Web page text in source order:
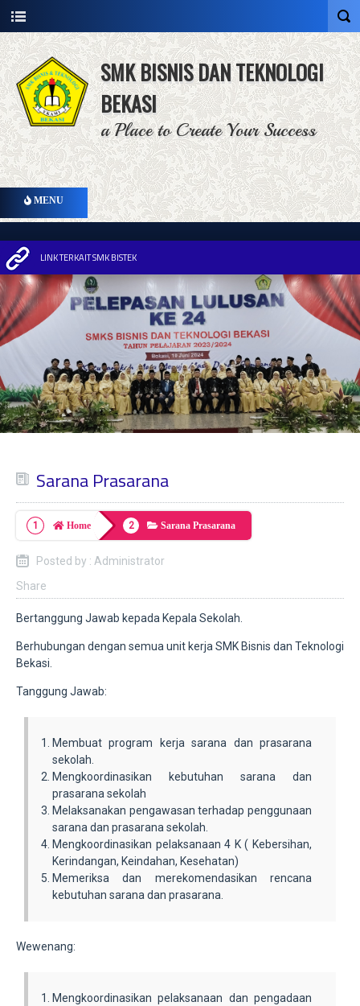
SMK BISNIS DAN TEKNOLOGI
BEKASI
a Place to Create Your Success
MENU
LINK TERKAIT SMK BISTEK
Sarana Prasarana
Home Sarana Prasarana
Posted by : Administrator
Share
Bertanggung Jawab kepada Kepala Sekolah.
Berhubungan dengan semua unit kerja SMK Bisnis dan Teknologi
Bekasi.
Tanggung Jawab:
Membuat program kerja sarana dan prasarana
sekolah.
Mengkoordinasikan kebutuhan sarana dan
prasarana sekolah
Melaksanakan pengawasan terhadap penggunaan
sarana dan prasarana sekolah.
Mengkoordinasikan pelaksanaan 4 K ( Kebersihan,
Kerindangan, Keindahan, Kesehatan)
Memeriksa dan merekomendasikan rencana
kebutuhan sarana dan prasarana.
Wewenang:
Mengkoordinasikan pelaksanaan dan pengadaan